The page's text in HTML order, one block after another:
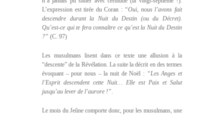
L’expression est tirée du Coran : “Oui, nous l’avons fait
descendre durant la Nuit du Destin (ou du Décret).
Qu’est-ce qui te fera connaître ce qu’est la Nuit du Destin
?” (C. 97)
Les musulmans lisent dans ce texte une allusion à la
“descente” de la Révélation. La suite la décrit en des termes
évoquant – pour nous – la nuit de Noël : “Les Anges et
l’Esprit descendent cette Nuit… Elle est Paix et Salut
jusqu’au lever de l’aurore !”.
Le mois du Jeûne comporte donc, pour les musulmans, une